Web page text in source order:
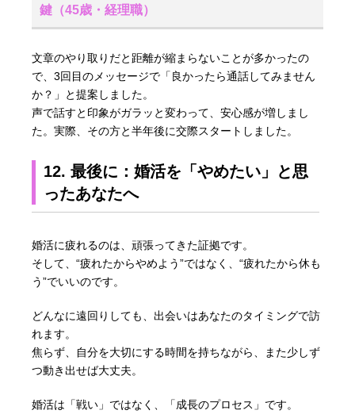
鍵（45歳・経理職）
文章のやり取りだと距離が縮まらないことが多かったの
で、3回目のメッセージで「良かったら通話してみません
か？」と提案しました。
声で話すと印象がガラッと変わって、安心感が増しまし
た。実際、その方と半年後に交際スタートしました。
12. 最後に：婚活を「やめたい」と思
ったあなたへ
婚活に疲れるのは、頑張ってきた証拠です。
そして、“疲れたからやめよう”ではなく、“疲れたから休も
う”でいいのです。
どんなに遠回りしても、出会いはあなたのタイミングで訪
れます。
焦らず、自分を大切にする時間を持ちながら、また少しず
つ動き出せば大丈夫。
婚活は「戦い」ではなく、「成長のプロセス」です。